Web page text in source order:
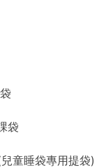
袋
童睡袋專用提袋)